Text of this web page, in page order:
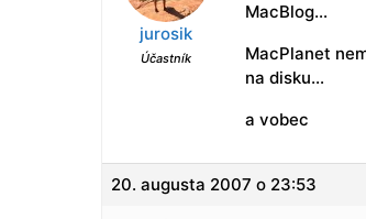
jurosik
Účastník
MacBlog…
MacPlanet
na disku…
a vobec
20. augusta 2007 o 23:53